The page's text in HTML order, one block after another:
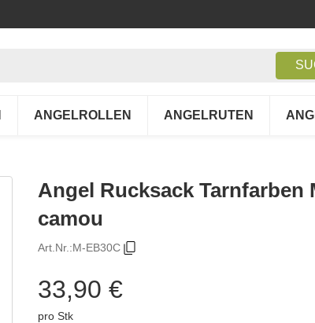
ANGELROLLEN ANGELRUTEN
Angel Rucksack Tarnfarben
camou
Art.Nr.:M-EB30C
33,90 €
pro Stk